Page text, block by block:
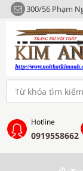
300/56 Phạm
Hotline
0919558662